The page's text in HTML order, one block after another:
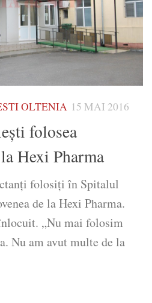
OLTENIA 15 MAI 2016
folosea
Hexi Pharma
folosiți în Spitalul
de la Hexi Pharma.
„Nu mai folosim
Nu am avut multe de la